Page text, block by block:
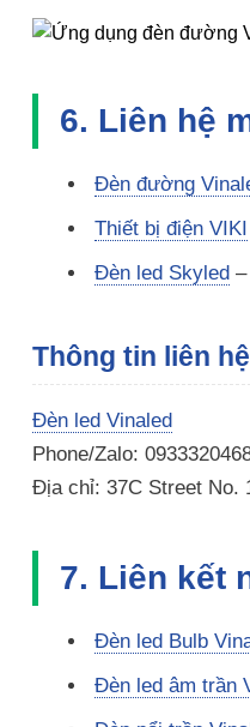
6. Liên hệ
Đèn đường
Thiết bị điện VIKI
Đèn led Skyled–
Thông tin liên
Đèn led Vinaled
Phone/Zalo:
Địa chỉ: 37C Street No.
7. Liên kết
Đèn led Bulb
Đèn led âm trần